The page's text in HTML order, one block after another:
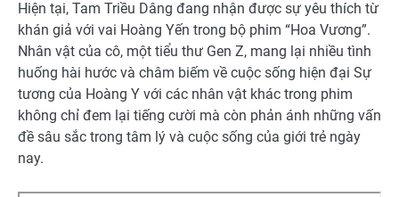
Hiện tại, Tam Triều Dâng đang nhận được sự yêu thích từ
khán giả với vai Hoàng Yến trong bộ phim “Hoa Vương”.
Nhân vật của cô, một tiểu thư Gen Z, mang lại nhiều tình
huống hài hước và châm biếm về cuộc sống hiện đại Sự
tương của Hoàng Y với các nhân vật khác trong phim
không chỉ đem lại tiếng cười mà còn phản ánh những vấn
đề sâu sắc trong tâm lý và cuộc sống của giới trẻ ngày
nay.